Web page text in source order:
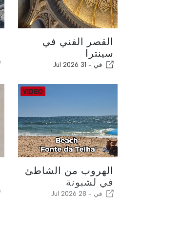
القصر الفني في
سينترا
في - 31 Jul 2026
الهروب من الشاطئ
في لشبونة
في - 28 Jul 2026